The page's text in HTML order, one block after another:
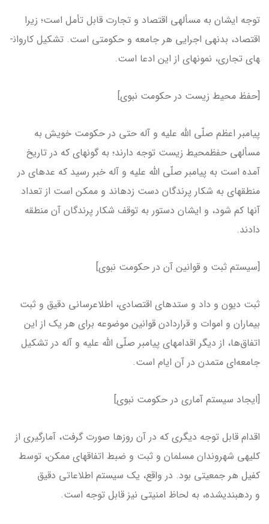
توجه ایشان به مسأله­ی اقتصاد و تجارت قابل تأمل است؛ زیرا
اقتصاد، بدنه­ی اجرایی هر جامعه و حکومتی است. تشکیل کاروان­
های تجاری، نمونه­ای از این ادعا است.
[حفظ محیط زیست در حکومت نبوی]
پیامبر اعظم صلّی الله علیه و آله حتی در حکومت خویش به
مسأله­ی حفظمحیط زیست توجه دارند؛ به گونه­ای که در تاریخ
آمده است به پیامبر صلّی الله علیه و آله خبر رسید که عده­ای در
منطقه­ای به شکار پرندگان دست زده­اند و ممکن است از تعداد
آن­ها کم شود، و ایشان دستور به توقف شکار پرندگان آن منطقه
دادند.
[سیستم ثبت و قوانین آن در حکومت نبوی]
ثبت دیون و داد و ستدهای اقتصادی، اطلاع­رسانی دقیق و ثبت
بیماران و اموات و قراردادن قوانین موضوعه­ برای هر یک از این
اتفاق‌ها، از دیگر اقدام­های پیامبر صلّی الله علیه و آله در تشکیل
جامعه‌ای متمدن در آن ایام است.
[ایجاد سیستم آماری در حکومت نبوی]
اقدام قابل توجه دیگری که در آن روزها صورت گرفت، آمارگیری از
کلیه­ی شهروندان مسلمان و ثبت و ضبط اتفاق­های ممکن، توسط
کفیل هر جمعیتی بود. در واقع، یک سیستم اطلاعاتی دقیق
و رده­بندی­شده، به لحاظ امنیتی نیز قابل توجه است.